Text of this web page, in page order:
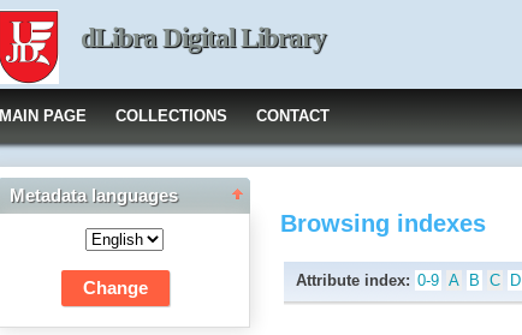
dLibra Digital Library
MAIN PAGE COLLECTIONS CONTACT
Metadata languages
Browsing indexes
Attribute index: 0-9 A B C D